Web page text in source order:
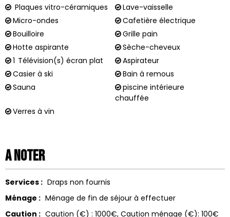
Plaques vitro-céramiques
Lave-vaisselle
Micro-ondes
Cafetière électrique
Bouilloire
Grille pain
Hotte aspirante
Sèche-cheveux
1 Télévision(s) écran plat
Aspirateur
Casier à ski
Bain à remous
Sauna
piscine intérieure
chauffée
Verres à vin
A noter
Services : Draps non fournis
Ménage : Ménage de fin de séjour à effectuer
Caution : Caution (€) : 1000€ Caution ménage (€): 100€